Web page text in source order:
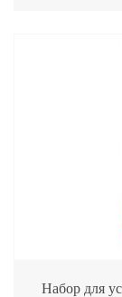
Набор для